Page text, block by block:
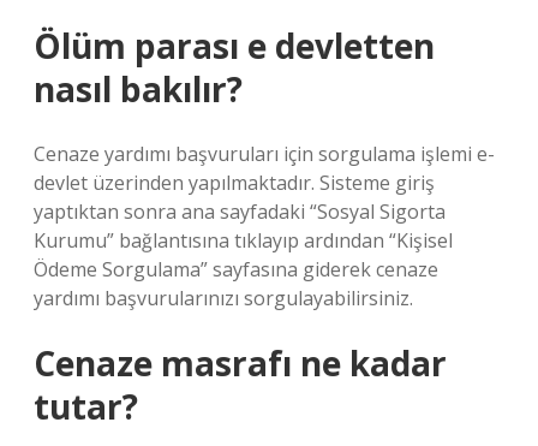
Ölüm parası e devletten
nasıl bakılır?
Cenaze yardımı başvuruları için sorgulama işlemi e-
devlet üzerinden yapılmaktadır. Sisteme giriş
yaptıktan sonra ana sayfadaki “Sosyal Sigorta
Kurumu” bağlantısına tıklayıp ardından “Kişisel
Ödeme Sorgulama” sayfasına giderek cenaze
yardımı başvurularınızı sorgulayabilirsiniz.
Cenaze masrafı ne kadar
tutar?